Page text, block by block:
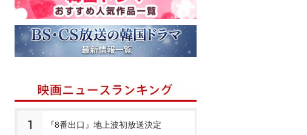
1 『8番出口』地上波初放送決定